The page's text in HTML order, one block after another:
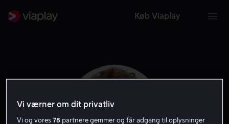
Køb Viaplay
Vi værner om dit privatliv
Vi og vores78 partnere gemmer og får adgang til oplysninger